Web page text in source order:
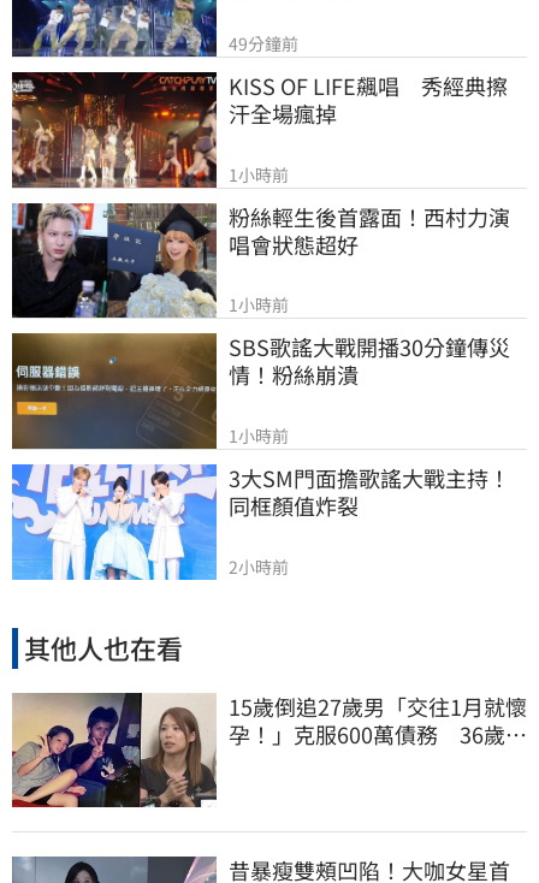
49分鐘前
KISS OF LIFE飆唱　秀經典擦
汗全場瘋掉
1小時前
粉絲輕生後首露面！西村力演
唱會狀態超好
1小時前
SBS歌謠大戰開播30分鐘傳災
情！粉絲崩潰
1小時前
3大SM門面擔歌謠大戰主持！
同框顏值炸裂
2小時前
其他人也在看
15歲倒追27歲男「交往1月就懷
孕！」克服600萬債務 36歲美
昔暴瘦雙頰凹陷！大咖女星首